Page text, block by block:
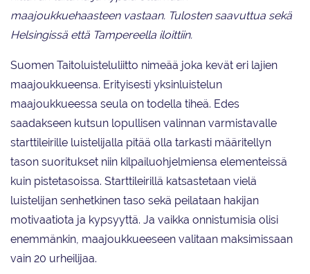
maajoukkuehaasteen vastaan. Tulosten saavuttua sekä
Helsingissä että Tampereella iloittiin.
Suomen Taitoluisteluliitto nimeää joka kevät eri lajien
maajoukkueensa. Erityisesti yksinluistelun
maajoukkueessa seula on todella tiheä. Edes
saadakseen kutsun lopullisen valinnan varmistavalle
starttileirille luistelijalla pitää olla tarkasti määritellyn
tason suoritukset niin kilpailuohjelmiensa elementeissä
kuin pistetasoissa. Starttileirillä katsastetaan vielä
luistelijan senhetkinen taso sekä peilataan hakijan
motivaatiota ja kypsyyttä. Ja vaikka onnistumisia olisi
enemmänkin, maajoukkueeseen valitaan maksimissaan
vain 20 urheilijaa.